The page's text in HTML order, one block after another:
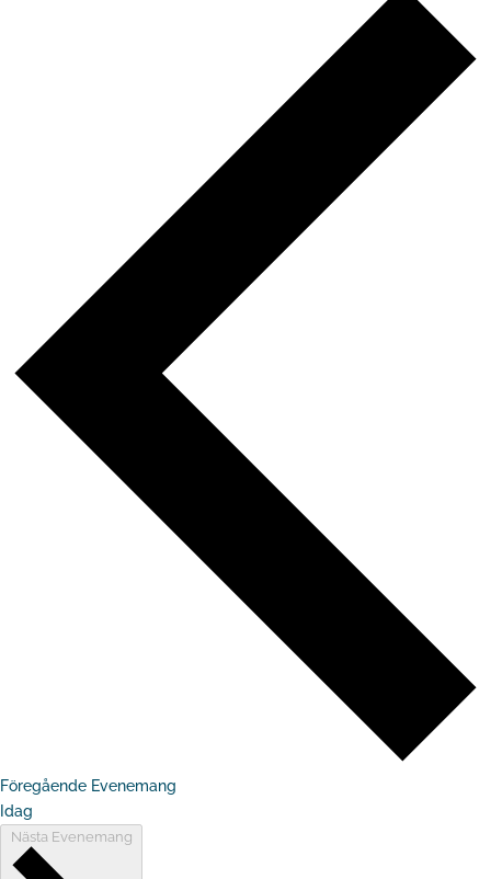
Föregående Evenemang
Idag
Nästa Evenemang